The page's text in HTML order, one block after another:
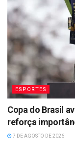
ESPORTES
Copa do Brasil
reforça
7 DE AGOSTO DE 2026